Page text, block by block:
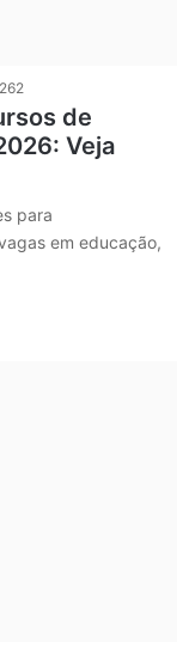
de
Veja
para
em educação,